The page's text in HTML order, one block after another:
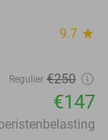
9.7 star
Regulier €250
€147